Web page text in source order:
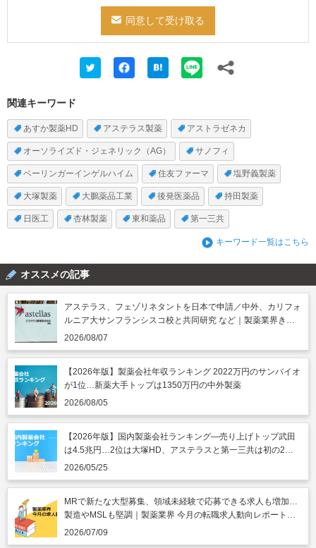
関連キーワード
あすか製薬HD アステラス製薬 アストラゼネカ
オーソライズド・ジェネリック（AG） サノフィ
ベーリンガーインゲルハイム 住友ファーマ 塩野義製薬
大塚製薬 大鵬薬品工業 後発医薬品 持田製薬
日医工 杏林製薬 東和薬品 第一三共
キーワード一覧はこちら
オススメの記事
アステラス、フェゾリネタントを日本で申請／中外、カリフォ
ルニア大サンフランシスコ校と共同研究 など｜製薬業界きょ
うのニュースまとめ読み（2026年8月7日）
2026/08/07
【2026年版】製薬会社年収ランキング 2022万円のサンバイオ
が1位…新薬大手トップは1350万円の中外製薬
2026/08/05
【2026年版】国内製薬会社ランキング―売り上げトップ武田
は4.5兆円…2位は大塚HD、アステラスと第一三共は初の2兆
円突破
2026/05/25
MRで新たな大型募集、領域未経験で応募できる求人も増加…
製造やMSLも堅調｜製薬業界 今月の転職求人動向レポート
（2026年7月）
2026/07/09